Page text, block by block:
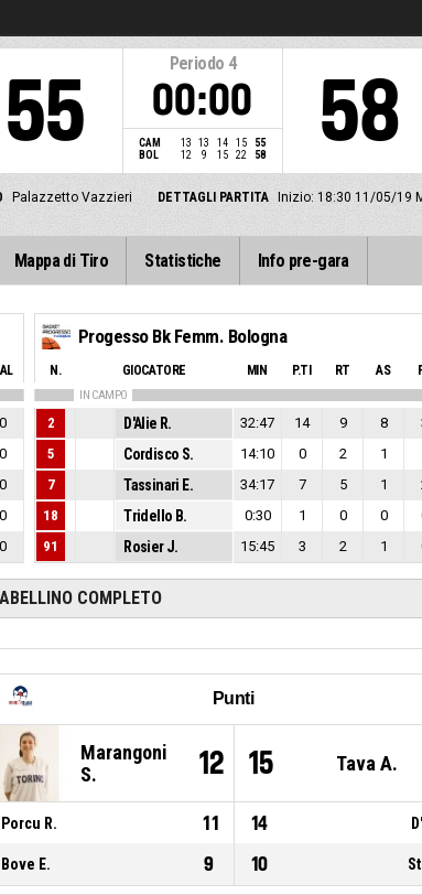
55
Periodo 4
00:00
CAM 13 13 14 15
55
BOL
12 9 15 22 58 58
Palazzetto Vazzieri DETTAGLI PARTITA Inizio: 18:30 11/05/19
Mappa di Tiro Statistiche Info pre-gara
0
0
0
0
0
Progesso Bk Femm. Bologna
N. GIOCATORE MIN P.TI RT AS
IN CAMPO
2 D'Alie R. 32:47 14 9 8
5
Cordisco S. 14:10 0 2 1
7
Tassinari E. 34:17 7 5 1
18
Tridello B. 0:30 1 0 0
91
Rosier J. 15:45 3 2 1
COMPLETO
Punti
Marangoni
S.
12 15 Tava A.
Porcu R. 11 14
Bove E. 9 10